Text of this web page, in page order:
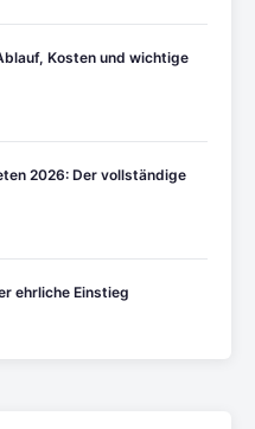
Kosten und wichtige
2026: Der vollständige
ehrliche Einstieg